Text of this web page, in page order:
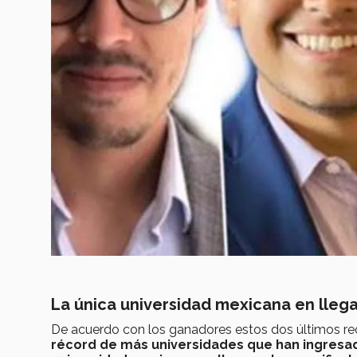
La única universidad mexicana en
De acuerdo con los ganadores estos dos últimos
récord de más universidades que han